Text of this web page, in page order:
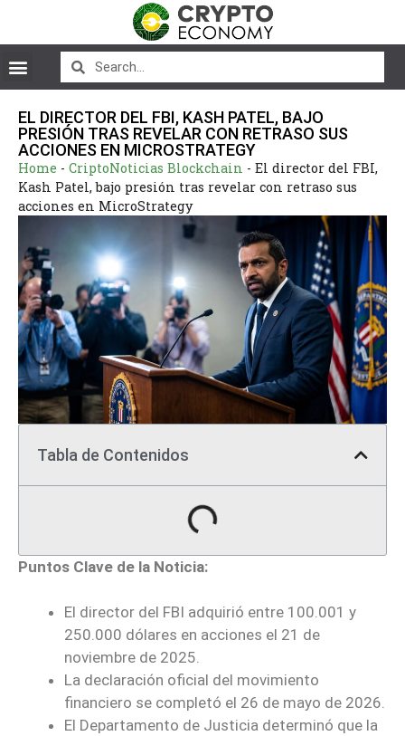
EL DIRECTOR DEL FBI, KASH PATEL, BAJO
PRESIÓN TRAS REVELAR CON RETRASO SUS
ACCIONES EN MICROSTRATEGY
Home - CriptoNoticias Blockchain - El director del FBI,
Kash Patel, bajo presión tras revelar con retraso sus
acciones en MicroStrategy
Tabla de Contenidos
Puntos Clave de la Noticia:
El director del FBI adquirió entre 100.001 y
250.000 dólares en acciones el 21 de
noviembre de 2025.
La declaración oficial del movimiento
financiero se completó el 26 de mayo de 2026.
El Departamento de Justicia determinó que la